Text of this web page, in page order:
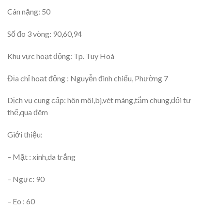
Cân nặng: 50
Số đo 3 vòng: 90,60,94
Khu vực hoạt động: Tp. Tuy Hoà
Địa chỉ hoạt động : Nguyễn đình chiểu, Phường 7
Dịch vụ cung cấp: hôn môi,bj,vét máng,tắm chung,đổi tư
thế,qua đêm
Giới thiệu:
– Mặt : xinh,da trắng
– Ngực: 90
– Eo : 60